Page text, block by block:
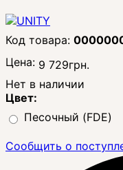
Цена: 9 729грн.
Нет в наличии
Цвет:
Песочный (FDE)
Сообщить о